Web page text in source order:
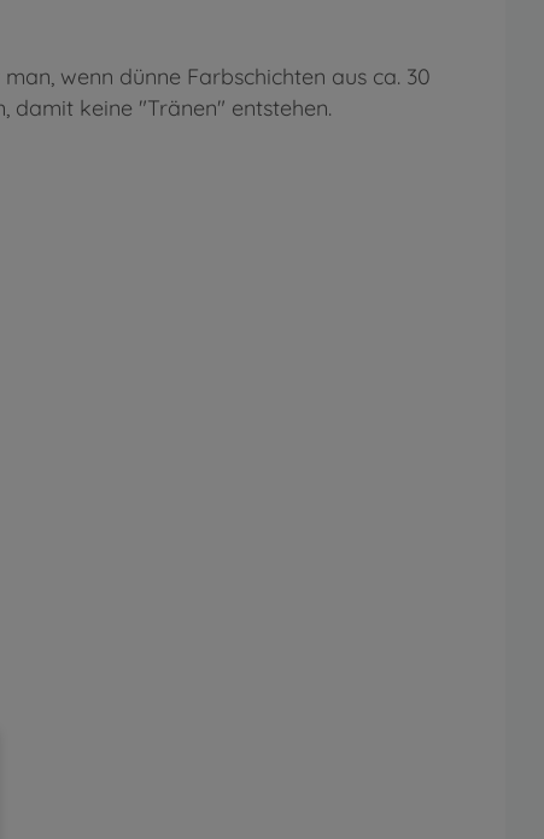
wenn dünne Farbschichten aus ca. 30
damit keine "Tränen" entstehen.